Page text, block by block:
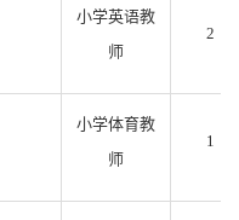
小学英语教
师
2
小学体育教
师
1